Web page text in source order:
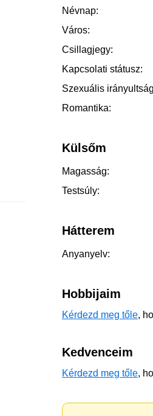
Névnap:
Város:
Csillagjegy:
Kapcsolati státusz:
Szexuális
Romantika:
Külsőm
Magasság:
Testsúly:
Hátterem
Anyanyelv:
Hobbijaim
Kérdezd meg tőle,
Kedvenceim
Kérdezd meg tőle,